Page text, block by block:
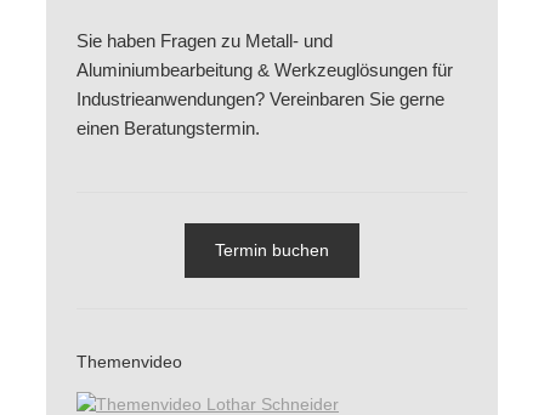
Sie haben Fragen zu Metall- und
Aluminiumbearbeitung & Werkzeuglösungen für
Industrieanwendungen? Vereinbaren Sie gerne
einen Beratungstermin.
Termin buchen
Themenvideo